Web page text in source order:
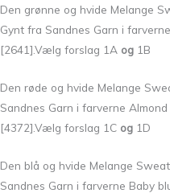
Den grønne og hvide Melange
Gynt fra Sandnes Garn i
[2641].Vælg forslag 1A og 1B
Den røde og hvide Melange
Sandnes Garn i farverne
[4372].Vælg forslag 1C og 1D
Den blå og hvide Melange
Sandnes Garn i farverne Baby